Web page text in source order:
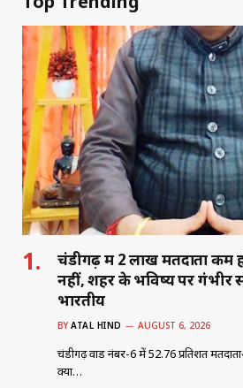
चंडीगढ़ में 2 लाख मतदाता कम
नहीं, शहर के भविष्य पर गंभीर
भारतीय
BY ATAL HIND AUGUST 6, 2026
चंडीगढ़ वार्ड नंबर-6 में 52.76 प्रतिशत
क्या…